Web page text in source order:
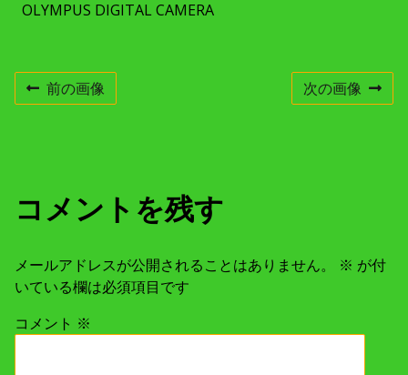
OLYMPUS DIGITAL CAMERA
前の画像 次の画像
コメントを残す
メールアドレスが公開されることはありません。 ※ が付
いている欄は必須項目です
コメント ※